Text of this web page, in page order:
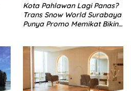
Kota Pahlawan Lagi Panas?
Trans Snow World Surabaya
Punya Promo Memikat Bikin